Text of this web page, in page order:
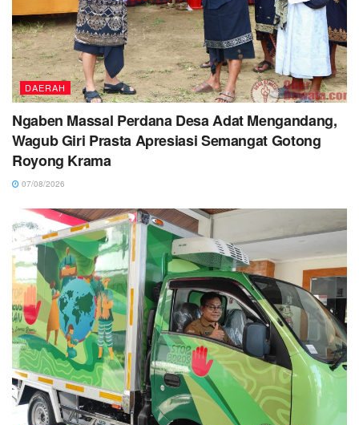
DAERAH
Ngaben Massal Perdana Desa Adat Mengandang,
Wagub Giri Prasta Apresiasi Semangat Gotong
Royong Krama
07/08/2026